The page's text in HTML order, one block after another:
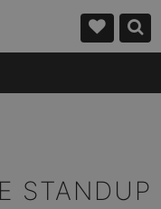
STANDUP